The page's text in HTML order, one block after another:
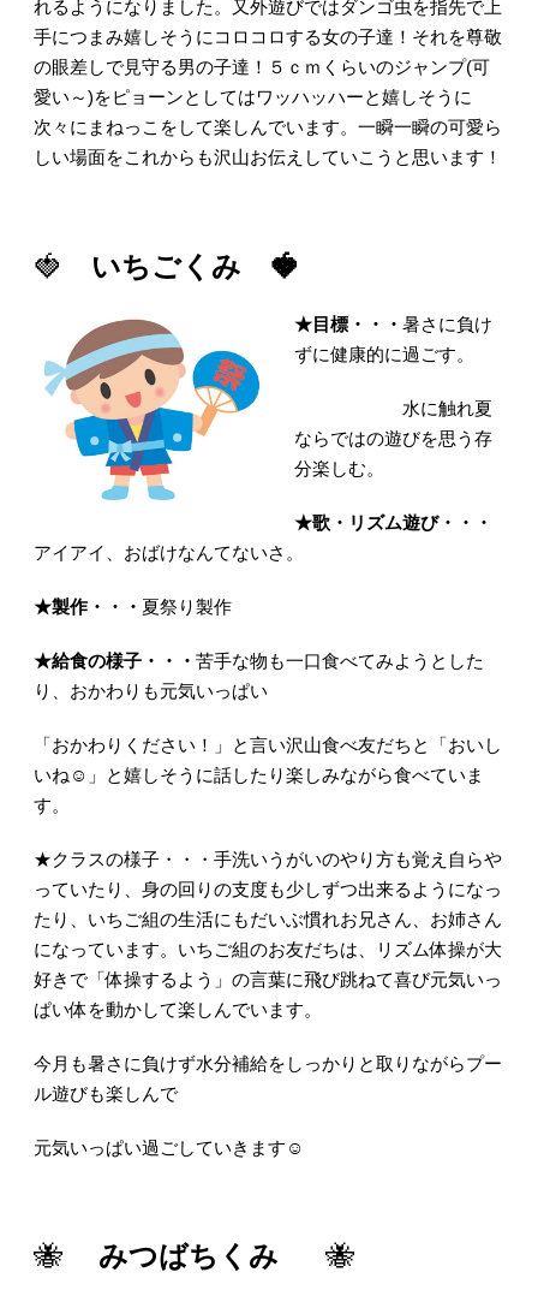
れるようになりました。又外遊びではダンゴ虫を指先で上
手につまみ嬉しそうにコロコロする女の子達！それを尊敬
の眼差しで見守る男の子達！５ｃｍくらいのジャンプ(可
愛い～)をピョーンとしてはワッハッハーと嬉しそうに
次々にまねっこをして楽しんでいます。一瞬一瞬の可愛ら
しい場面をこれからも沢山お伝えしていこうと思います！
🍓 いちごくみ 🍓
★目標・・・ 暑さに負け
ずに健康的に過ごす。
水に触れ夏
ならではの遊びを思う存
分楽しむ。
★歌・リズム遊び・・・
アイアイ、おばけなんてないさ。
★製作・・・ 夏祭り製作
★給食の様子・・・ 苦手な物も一口食べてみようとした
り、おかわりも元気いっぱい
「おかわりください！」と言い沢山食べ友だちと「おいし
いね☺」と嬉しそうに話したり楽しみながら食べていま
す。
★クラスの様子・・・手洗いうがいのやり方も覚え自らや
っていたり、身の回りの支度も少しずつ出来るようになっ
たり、いちご組の生活にもだいぶ慣れお兄さん、お姉さん
になっています。いちご組のお友だちは、リズム体操が大
好きで「体操するよう」の言葉に飛び跳ねて喜び元気いっ
ぱい体を動かして楽しんでいます。
今月も暑さに負けず水分補給をしっかりと取りながらプー
ル遊びも楽しんで
元気いっぱい過ごしていきます☺
🐝 みつばちくみ 🐝